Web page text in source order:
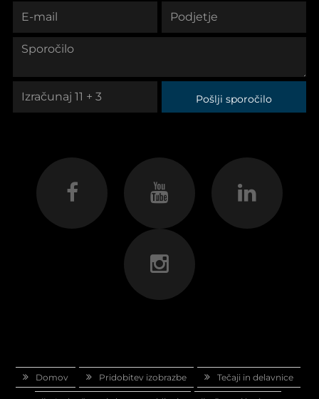
Pošlji sporočilo
Domov Pridobitev izobrazbe Tečaji in delavnice